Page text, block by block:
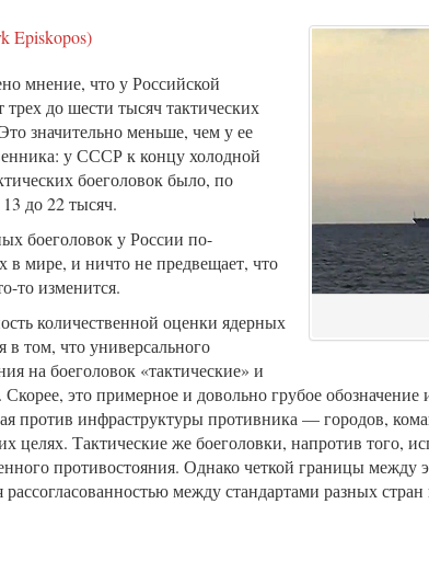
Episkopos)
мнение, что у Российской
до шести тысяч тактических
значительно меньше, чем у ее
у СССР к концу холодной
боеголовок было, по
до 22 тысяч.
боеголовок у России по-
в мире, и ничто не предвещает, что
то изменится.
количественной оценки ядерных
в том, что универсального
на боеголовок «тактические» и
Скорее, это примерное и довольно грубое
против инфраструктуры противника — городов,
целях. Тактические же боеголовки, напротив того,
противостояния. Однако четкой границы между
рассогласованностью между стандартами разных